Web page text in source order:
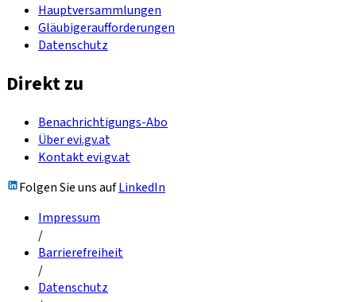
Hauptversammlungen
Gläubigeraufforderungen
Datenschutz
Direkt zu
Benachrichtigungs-Abo
Über evi.gv.at
Kontakt evi.gv.at
Folgen Sie uns aufLinkedIn
Impressum
/
Barrierefreiheit
/
Datenschutz